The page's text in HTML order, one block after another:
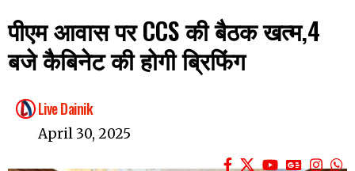
पीएम आवास पर CCS की बैठक खत्म,4
बजे कैबिनेट की होगी ब्रिफिंग
Live Dainik
April 30, 2025